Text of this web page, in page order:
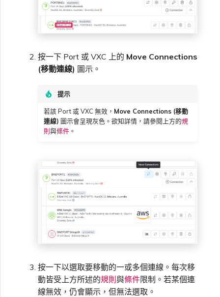
按一下 Port 或 VXC 上的 Move Connections
(移動連線) 圖示。
提示
若該 Port 或 VXC 無效， Move Connections (移動
連線) 圖示會呈現灰色。欲知詳情，請參閱上方的規
則與條件 。
按一下以選取要移動的一或多個連線。每次移
動皆受上方所述的規則與條件限制。若某個連
線無效，仍會顯示，但無法選取。